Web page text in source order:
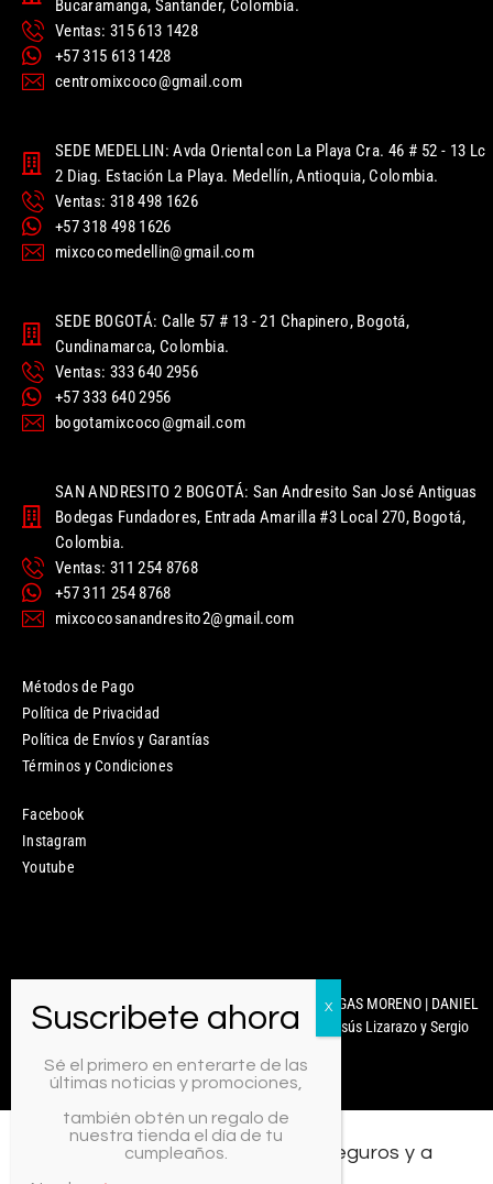
Bucaramanga, Santander, Colombia.
Ventas: 315 613 1428
+57 315 613 1428
centromixcoco@gmail.com
SEDE MEDELLIN: Avda Oriental con La Playa Cra. 46 # 52 - 13 Lc
2 Diag. Estación La Playa. Medellín, Antioquia, Colombia.
Ventas: 318 498 1626
+57 318 498 1626
mixcocomedellin@gmail.com
SEDE BOGOTÁ: Calle 57 # 13 - 21 Chapinero, Bogotá,
Cundinamarca, Colombia.
Ventas: 333 640 2956
+57 333 640 2956
bogotamixcoco@gmail.com
SAN ANDRESITO 2 BOGOTÁ: San Andresito San José Antiguas
Bodegas Fundadores, Entrada Amarilla #3 Local 270, Bogotá,
Colombia.
Ventas: 311 254 8768
+57 311 254 8768
mixcocosanandresito2@gmail.com
Métodos de Pago
Política de Privacidad
Política de Envíos y Garantías
Términos y Condiciones
Facebook
Instagram
Youtube
Mixcoco Colombia | Antonella Nails | MARYURY ARENGAS MORENO | DANIEL
CARABALLO | © 2025 Diseñado y Desarrollado por Jesús Lizarazo y Sergio
Todos los medios de pago, seguros y a
Sé el primero en enterarte de las
últimas noticias y promociones,
también obtén un regalo de
nuestra tienda el día de tu
cumpleaños.